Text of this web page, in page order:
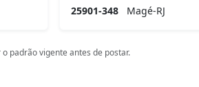
25901-348 Magé-RJ
padrão vigente antes de postar.